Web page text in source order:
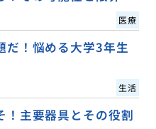
医療
だ！悩める大学3年生
生活
！主要器具とその役割